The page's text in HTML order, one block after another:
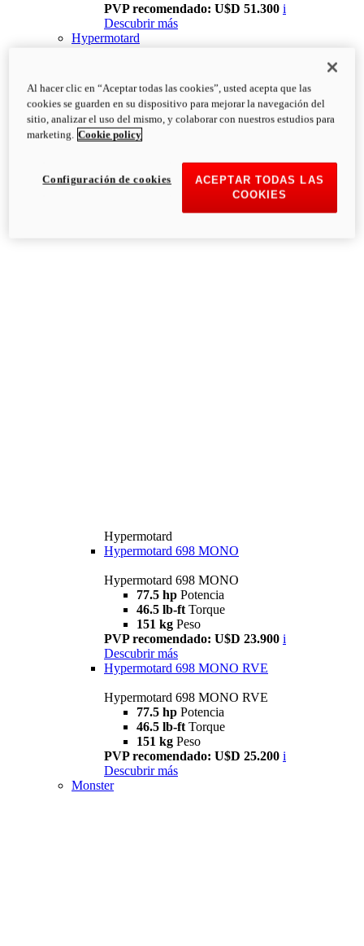
PVP recomendado: U$D 51.300 i
Descubrir más
Hypermotard
Hypermotard
Hypermotard 698 MONO
Hypermotard 698 MONO
77.5 hp Potencia
46.5 lb-ft Torque
151 kg Peso
PVP recomendado: U$D 23.900 i
Descubrir más
Hypermotard 698 MONO RVE
Hypermotard 698 MONO RVE
77.5 hp Potencia
46.5 lb-ft Torque
151 kg Peso
PVP recomendado: U$D 25.200 i
Descubrir más
Monster
Al hacer clic en “Aceptar todas las cookies”, usted acepta que las
cookies se guarden en su dispositivo para mejorar la navegación del
sitio, analizar el uso del mismo, y colaborar con nuestros estudios para
marketing. Cookie policy
ACEPTAR TODAS LAS
COOKIES
Configuración de cookies